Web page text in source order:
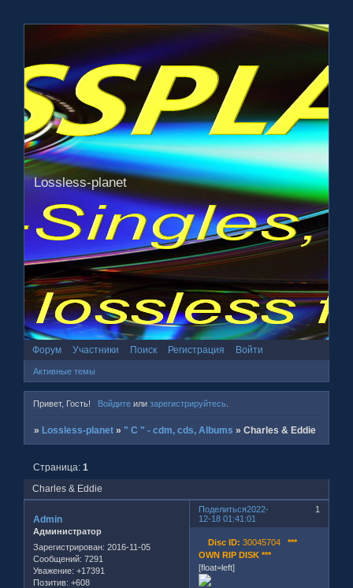
Lossless-planet
Форум Участники Поиск Регистрация Войти
Активные темы
Привет, Гость! Войдитеили зарегистрируйтесь.
» Lossless-planet » " C " - cdm, cds, Albums »Charles & Eddie
Charles & Eddie
Страница:1
Поделиться 1
2022-
12-18 01:41:01
Admin
Администратор
Зарегистрирован: 2016-11-05
Сообщений: 7291
Уважение: +17391
Позитив: +608
Disc ID: 30045704***
OWN RIP DISK ***
[float=left]